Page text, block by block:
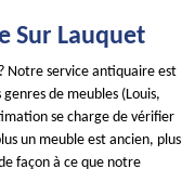
Sur Lauquet
Notre service antiquaire est
de meubles (Louis,
se charge de vérifier
un meuble est ancien, plus
façon à ce que notre